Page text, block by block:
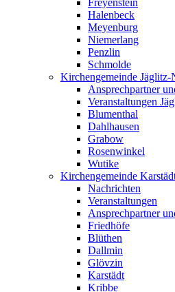
Freyenstein
Halenbeck
Meyenburg
Niemerlang
Penzlin
Schmolde
Kirchengemeinde Jäglitz-
Ansprechpartner
Veranstaltungen
Blumenthal
Dahlhausen
Grabow
Rosenwinkel
Wutike
Kirchengemeinde
Nachrichten
Veranstaltungen
Ansprechpartner
Friedhöfe
Blüthen
Dallmin
Glövzin
Karstädt
Kribbe